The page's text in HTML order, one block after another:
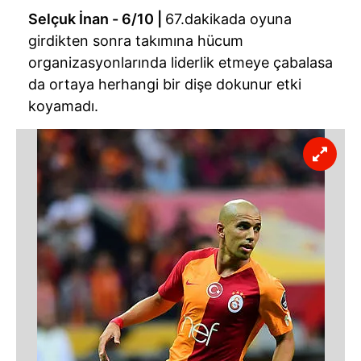
Selçuk İnan - 6/10 | 67.dakikada oyuna
girdikten sonra takımına hücum
organizasyonlarında liderlik etmeye çabalasa
da ortaya herhangi bir dişe dokunur etki
koyamadı.